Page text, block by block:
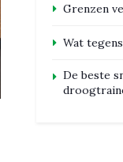
Grenzen
Wat
De beste